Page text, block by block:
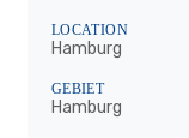
LOCATION
Hamburg
GEBIET
Hamburg